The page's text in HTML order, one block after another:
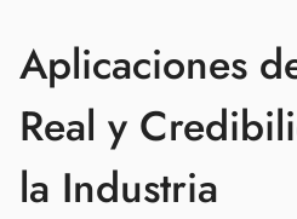
Aplicaciones
Real y
la Industria